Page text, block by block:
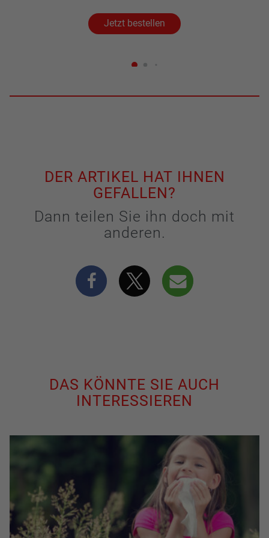
Jetzt bestellen
DER ARTIKEL HAT IHNEN
GEFALLEN?
Dann teilen Sie ihn doch mit
anderen.
DAS KÖNNTE SIE AUCH
INTERESSIEREN